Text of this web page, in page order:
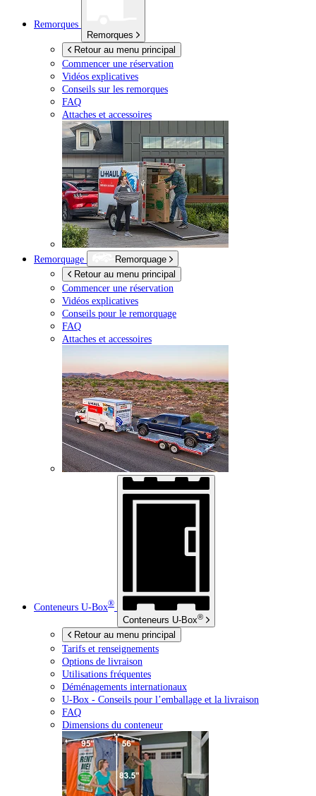
Remorques
Remorques
Retour au menu principal
Commencer une réservation
Vidéos explicatives
Conseils sur les remorques
FAQ
Attaches et accessoires
Remorquage
Remorquage
Retour au menu principal
Commencer une réservation
Vidéos explicatives
Conseils pour le remorquage
FAQ
Attaches et accessoires
Conteneurs U-Box®
Conteneurs U-Box®
Retour au menu principal
Tarifs et renseignements
Options de livraison
Utilisations fréquentes
Déménagements internationaux
U-Box - Conseils pour l’emballage et la livraison
FAQ
Dimensions du conteneur